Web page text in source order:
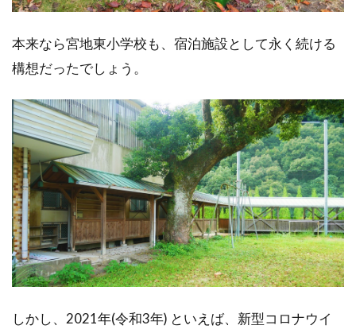
本来なら宮地東小学校も、宿泊施設として永く続ける
構想だったでしょう。
しかし、2021年(令和3年) といえば、新型コロナウイ